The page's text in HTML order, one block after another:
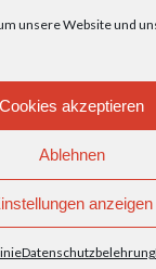
unsere Website und
Cookies akzeptieren
Ablehnen
anzeigen
Datenschutzbelehrung